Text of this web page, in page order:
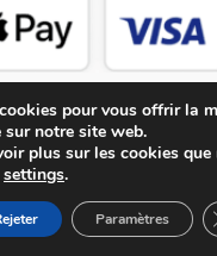
pour vous offrir la
sur notre site web.
plus sur les cookies
settings.
Paramètres